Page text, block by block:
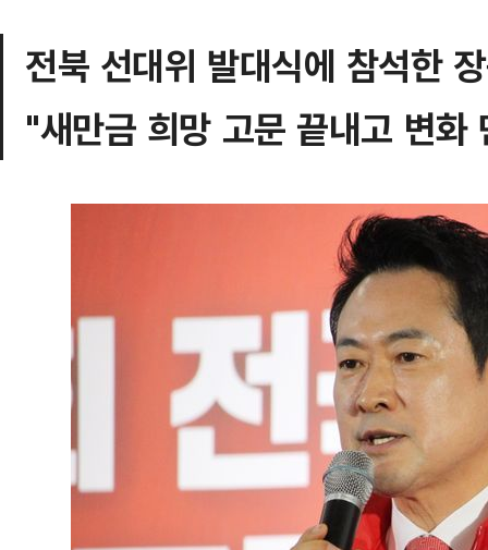
전북 선대위 발대식에 참석한
"새만금 희망 고문 끝내고 변화